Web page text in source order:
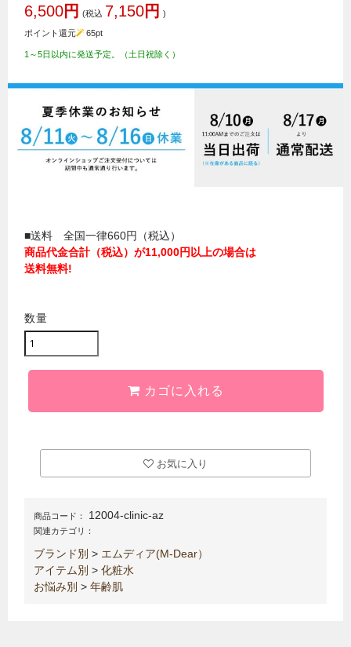
6,500円 (税込 7,150円 )
ポイント還元 65pt
1～5日以内に発送予定。（土日祝除く）
■送料 全国一律660円（税込）
商品代金合計（税込）が11,000円以上の場合は
送料無料!
数量
カゴに入れる
お気に入り
商品コード： 12004-clinic-az
関連カテゴリ：
ブランド別 > エムディア(M-Dear）
アイテム別 > 化粧水
お悩み別 > 年齢肌